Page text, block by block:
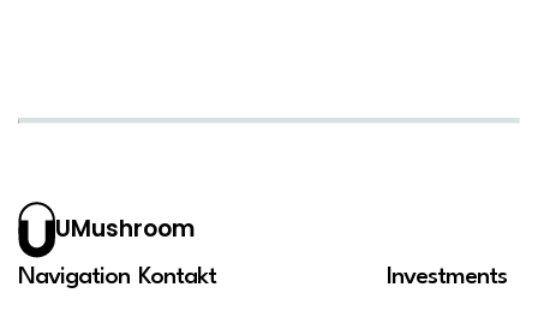
UMushroom
Navigation Kontakt Investments